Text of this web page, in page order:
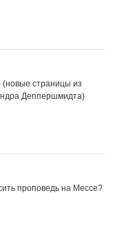
страницы из
Деппершмидта)
проповедь на Мессе?